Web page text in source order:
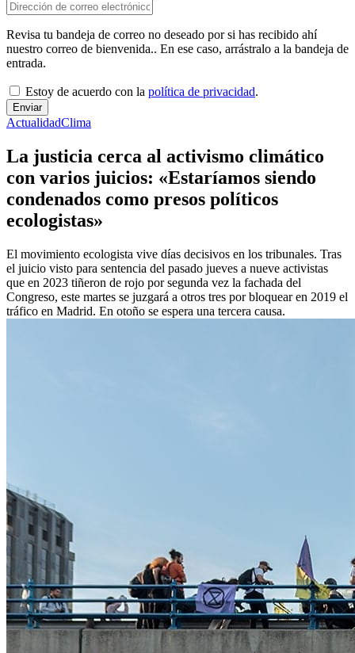
Revisa tu bandeja de correo no deseado por si has recibido ahí
nuestro correo de bienvenida.. En ese caso, arrástralo a la bandeja de
entrada.
Estoy de acuerdo con la política de privacidad.
ActualidadClima
La justicia cerca al activismo climático
con varios juicios: «Estaríamos siendo
condenados como presos políticos
ecologistas»
El movimiento ecologista vive días decisivos en los tribunales. Tras
el juicio visto para sentencia del pasado jueves a nueve activistas
que en 2023 tiñeron de rojo por segunda vez la fachada del
Congreso, este martes se juzgará a otros tres por bloquear en 2019 el
tráfico en Madrid. En otoño se espera una tercera causa.